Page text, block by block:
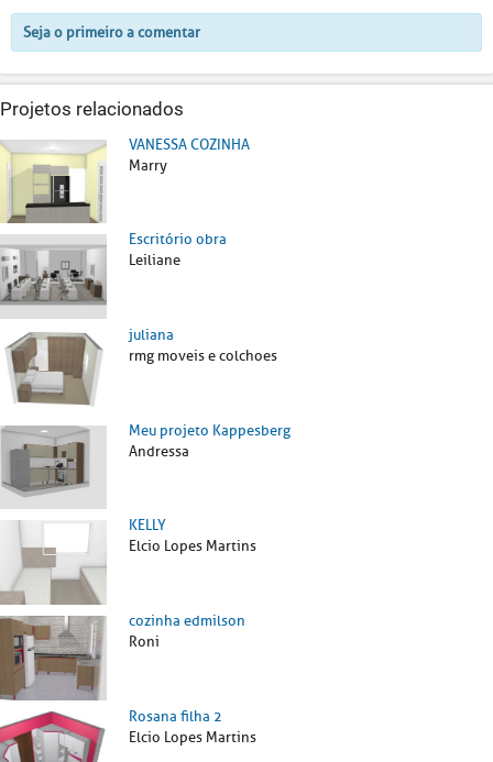
Seja o primeiro a comentar
Projetos relacionados
VANESSA COZINHA
Marry
Escritório obra
Leiliane
juliana
rmg moveis e colchoes
Meu projeto Kappesberg
Andressa
KELLY
Elcio Lopes Martins
cozinha edmilson
Roni
Rosana filha 2
Elcio Lopes Martins